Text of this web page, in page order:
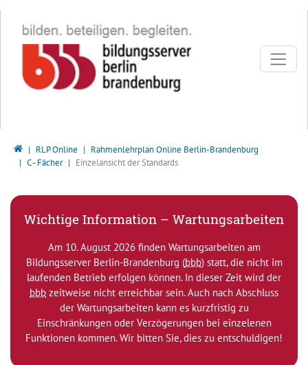
Bildungsserver Berlin - Brandenburg
RLP Online
Rahmenlehrplan Online Berlin-Brandenburg
C - Fächer
Einzelansicht der Standards
Wichtige Information – Wartungsarbeiten
Am 10. August 2026 finden Wartungsarbeiten am
Bildungsserver Berlin-Brandenburg (bbb) statt, die nicht im
laufenden Betrieb erfolgen können. In dieser Zeit wird der
bbb zeitweise nicht erreichbar sein. Auch nach Abschluss
der Wartungsarbeiten kann es kurzfristig zu
Einschränkungen oder Verzögerungen bei einzelenen
Funktionen kommen. Wir bitten Sie, dies zu entschuldigen!